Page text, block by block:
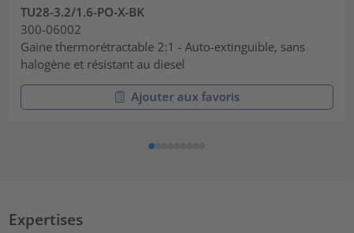
TU28-3.2/1.6-PO-X-BK
300-06002
Gaine thermorétractable 2:1 - Auto-extinguible, sans
halogène et résistant au diesel
Ajouter aux favoris
Expertises